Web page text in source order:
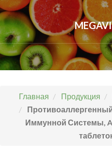
Главная Продукция
Иммунной Системы,